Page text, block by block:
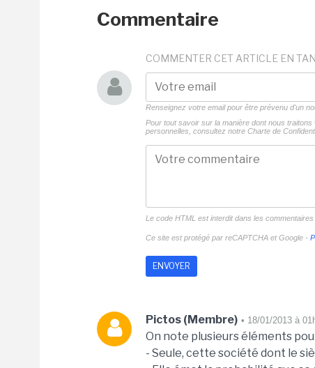
Commentaire
COMMENTER CET ARTICLE EN
Renseignez votre email pour être prévenu d'un
Pour tout savoir sur la manière dont nous traitons
personnelles, consultez notre Charte de
Le code HTML est interdit dans les commentaires
Ce site est protégé par reCAPTCHA et Google -
Pictos (Membre) • 18/01/2013 à
On note plusieurs éléments
- Seule, cette société dont le